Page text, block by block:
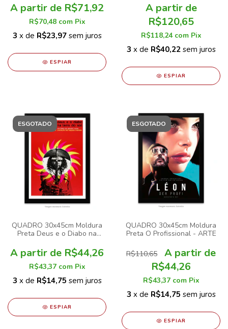
R$71,92
R$70,48 com Pix
3 x de R$23,97 sem juros
ESPIAR
R$120,65
R$118,24 com Pix
3 x de R$40,22 sem juros
ESPIAR
ESGOTADO
QUADRO 30x45cm Moldura
Preta Deus e o Diabo na
R$44,26
R$43,37 com Pix
3 x de R$14,75 sem juros
ESPIAR
ESGOTADO
QUADRO 30x45cm Moldura
Preta O Profissional - ARTE
R$110,65
R$44,26
R$43,37 com Pix
3 x de R$14,75 sem juros
ESPIAR